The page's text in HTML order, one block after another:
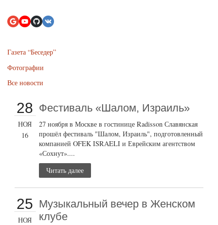
Газета “Беседер”
Фотографии
Все новости
28
НОЯ
16
Фестиваль «Шалом, Израиль»
27 ноября в Москве в гостинице Radisson Славянская
прошёл фестиваль "Шалом, Израиль", подготовленный
компанией OFEK ISRAELI и Еврейским агентством
«Сохнут»....
Читать далее
25
НОЯ
Музыкальный вечер в Женском
клубе